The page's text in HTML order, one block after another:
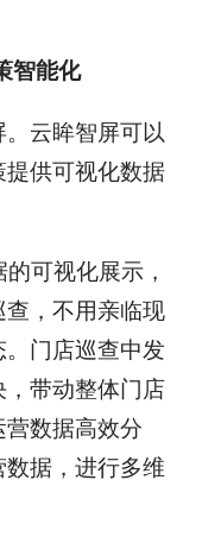
智能化
云眸智屏可以
供可视化数据
可视化展示，
，不用亲临现
门店巡查中发
带动整体门店
数据高效分
据，进行多维